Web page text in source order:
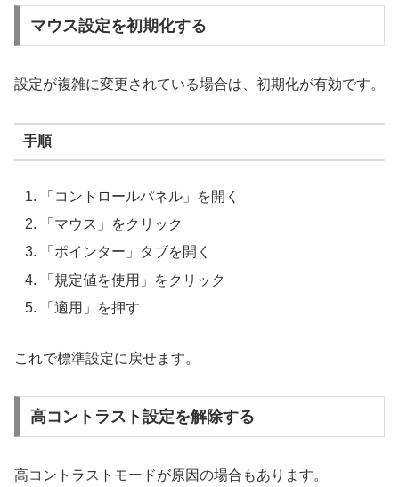
マウス設定を初期化する
設定が複雑に変更されている場合は、初期化が有効です。
手順
「コントロールパネル」を開く
「マウス」をクリック
「ポインター」タブを開く
「規定値を使用」をクリック
「適用」を押す
これで標準設定に戻せます。
高コントラスト設定を解除する
高コントラストモードが原因の場合もあります。